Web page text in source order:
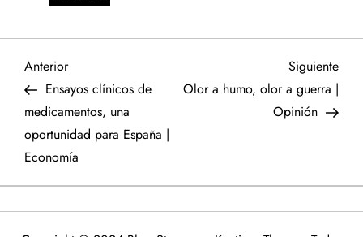
N
a
v
e
g
Entrada
anterior
Anterior
Ensayos clínicos de
medicamentos, una
oportunidad para España |
Economía
Siguiente
Olor a humo, olor a guerra |
Opinión